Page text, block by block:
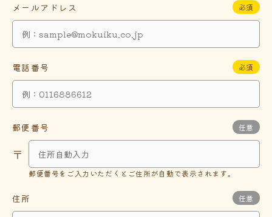
メールアドレス 必須
電話番号 必須
郵便番号 任意
〒
郵便番号をご入力いただくと ご住所が自動で表示されます。
住所 任意